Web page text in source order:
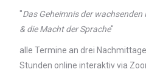
"Das Geheimnis der
& die Macht der Sprache"
alle Termine an drei
Stunden online interaktiv via